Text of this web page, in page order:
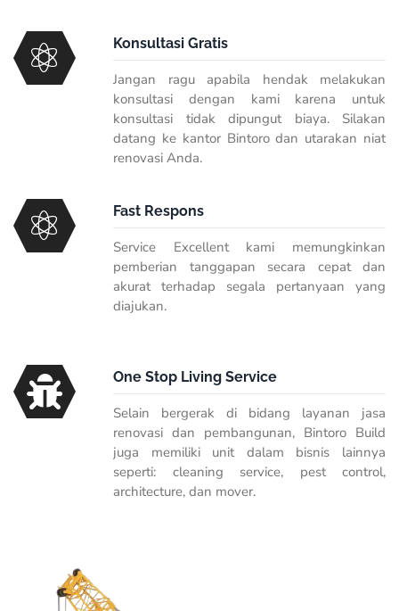
Konsultasi Gratis
Jangan ragu apabila hendak melakukan
konsultasi dengan kami karena untuk
konsultasi tidak dipungut biaya. Silakan
datang ke kantor Bintoro dan utarakan niat
renovasi Anda.
Fast Respons
Service Excellent kami memungkinkan
pemberian tanggapan secara cepat dan
akurat terhadap segala pertanyaan yang
diajukan.
One Stop Living Service
Selain bergerak di bidang layanan jasa
renovasi dan pembangunan, Bintoro Build
juga memiliki unit dalam bisnis lainnya
seperti: cleaning service, pest control,
architecture, dan mover.